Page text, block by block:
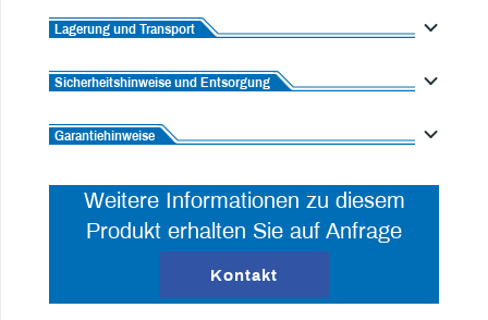
Lagerung und Transport
Sicherheitshinweise und Entsorgung
Garantiehinweise
Weitere Informationen zu diesem
Produkt erhalten Sie auf Anfrage
Kontakt